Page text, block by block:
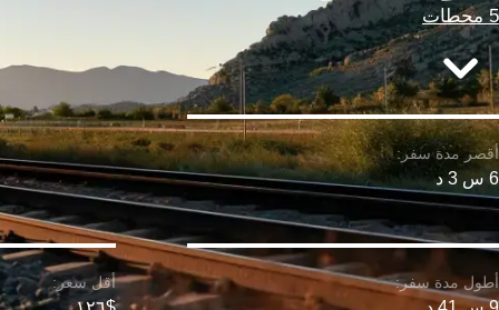
5 محطات
6 س 3 د